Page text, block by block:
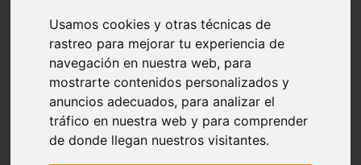
Usamos cookies y otras técnicas de
rastreo para mejorar tu experiencia de
navegación en nuestra web, para
mostrarte contenidos personalizados y
anuncios adecuados, para analizar el
tráfico en nuestra web y para comprender
de donde llegan nuestros visitantes.